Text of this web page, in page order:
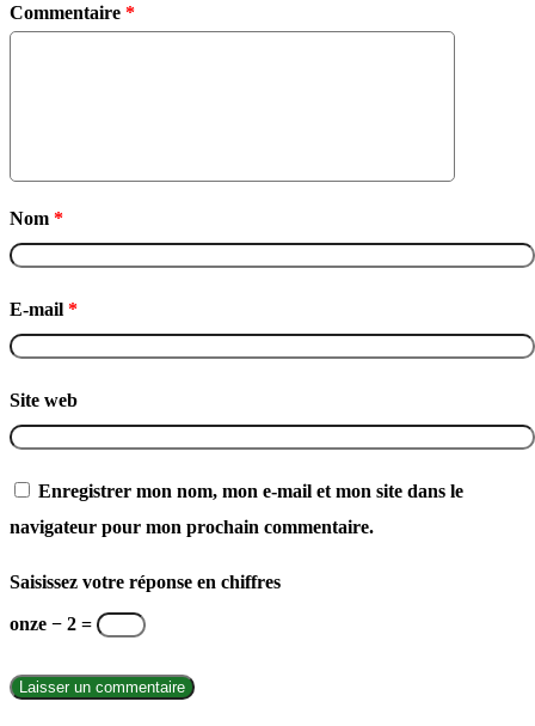
Commentaire *
Nom *
E-mail *
Site web
Enregistrer mon nom, mon e-mail et mon site dans le
navigateur pour mon prochain commentaire.
Saisissez votre réponse en chiffres
onze − 2 =